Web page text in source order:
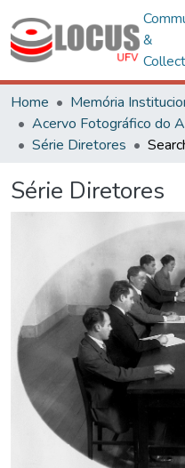
&
Home
Memória
Série Diretores
Série Diretores